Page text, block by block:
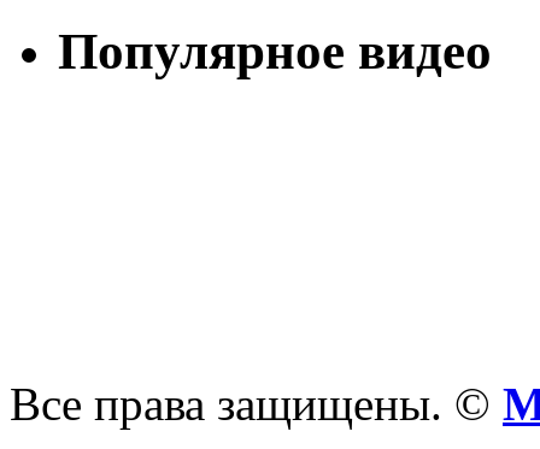
Популярное видео
Все права защищены. ©